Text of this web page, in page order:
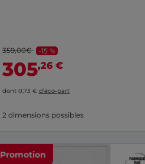
359,00€ -15 %
305,26 €
dont 0,73 € d’éco-part
2 dimensions possibles
Promotion